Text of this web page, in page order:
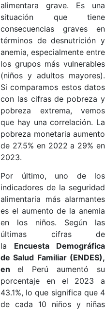
alimentara grave. Es una
situación que tiene
consecuencias graves en
términos de desnutrición y
anemia, especialmente entre
los grupos más vulnerables
(niños y adultos mayores).
Si comparamos estos datos
con las cifras de pobreza y
pobreza extrema, vemos
que hay una correlación. La
pobreza monetaria aumento
de 27.5% en 2022 a 29% en
2023.
Por último, uno de los
indicadores de la seguridad
alimentaria más alarmantes
es el aumento de la anemia
en los niños. Según las
últimas cifras de
la Encuesta Demográfica
de Salud Familiar (ENDES),
en el Perú aumentó su
porcentaje en el 2023 a
43.1%, lo que significa que 4
de cada 10 niños y niñas